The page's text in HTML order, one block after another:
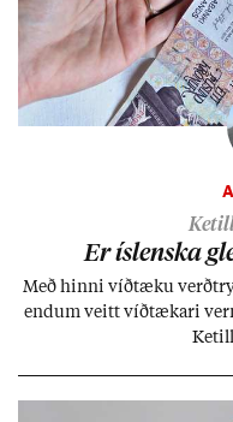
Er ís­lenska
Með hinni víð­tæku
end­um veitt víð­tæk­ari